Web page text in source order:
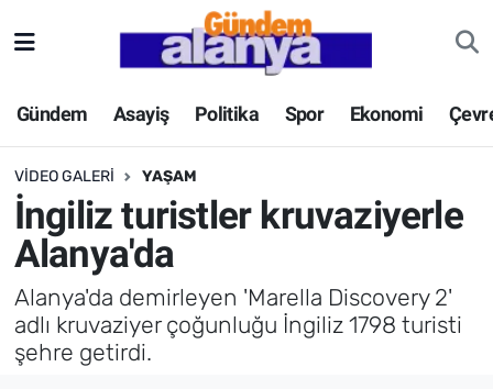
Gündem Asayiş Politika Spor Ekonomi
VIDEO GALERI YAŞAM
İngiliz turistler kruvaziyerle
Alanya'da
Alanya'da demirleyen 'Marella Discovery 2'
adlı kruvaziyer çoğunluğu İngiliz 1798 turisti
şehre getirdi.